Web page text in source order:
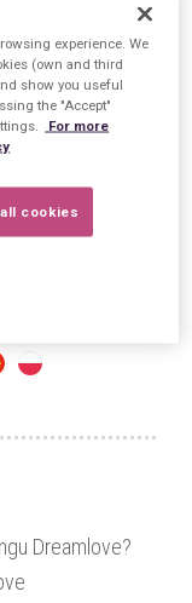
S.A.®
– Calle
Hiszpania
Dreamlove?
experience. We
(own and third
show you useful
the "Accept"
For more
cookies